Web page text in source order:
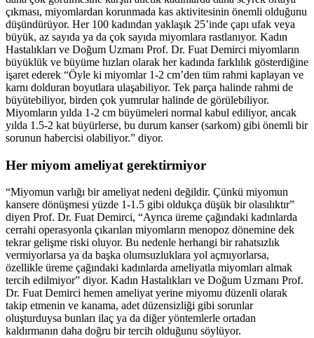
çıkması, miyomlardan korunmada kas aktivitesinin önemli olduğunu
düşündürüyor. Her 100 kadından yaklaşık 25’inde çapı ufak veya
büyük, az sayıda ya da çok sayıda miyomlara rastlanıyor. Kadın
Hastalıkları ve Doğum Uzmanı Prof. Dr. Fuat Demirci miyomların
büyüklük ve büyüme hızları olarak her kadında farklılık gösterdiğine
işaret ederek “Öyle ki miyomlar 1-2 cm’den tüm rahmi kaplayan ve
karnı dolduran boyutlara ulaşabiliyor. Tek parça halinde rahmi de
büyütebiliyor, birden çok yumrular halinde de görülebiliyor.
Miyomların yılda 1-2 cm büyümeleri normal kabul ediliyor, ancak
yılda 1.5-2 kat büyürlerse, bu durum kanser (sarkom) gibi önemli bir
sorunun habercisi olabiliyor.” diyor.
Her miyom ameliyat gerektirmiyor
“Miyomun varlığı bir ameliyat nedeni değildir. Çünkü miyomun
kansere dönüşmesi yüzde 1-1.5 gibi oldukça düşük bir olasılıktır”
diyen Prof. Dr. Fuat Demirci, “Ayrıca üreme çağındaki kadınlarda
cerrahi operasyonla çıkarılan miyomların menopoz dönemine dek
tekrar gelişme riski oluyor. Bu nedenle herhangi bir rahatsızlık
vermiyorlarsa ya da başka olumsuzluklara yol açmıyorlarsa,
özellikle üreme çağındaki kadınlarda ameliyatla miyomları almak
tercih edilmiyor” diyor. Kadın Hastalıkları ve Doğum Uzmanı Prof.
Dr. Fuat Demirci hemen ameliyat yerine miyomu düzenli olarak
takip etmenin ve kanama, adet düzensizliği gibi sorunlar
oluşturduysa bunları ilaç ya da diğer yöntemlerle ortadan
kaldırmanın daha doğru bir tercih olduğunu söylüyor.